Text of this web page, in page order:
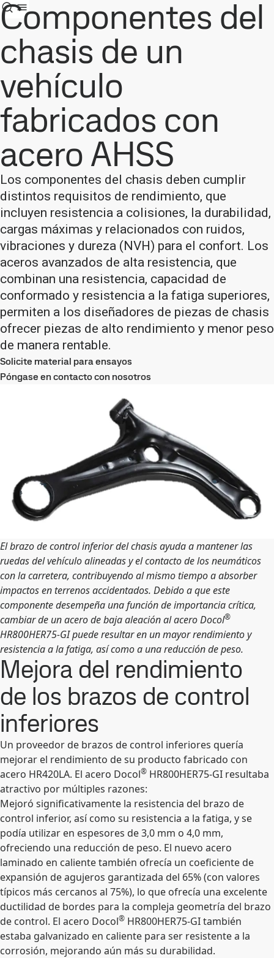
Componentes del
chasis de un
vehículo
fabricados con
acero AHSS
Los componentes del chasis deben cumplir
distintos requisitos de rendimiento, que
incluyen resistencia a colisiones, la durabilidad,
cargas máximas y relacionados con ruidos,
vibraciones y dureza (NVH) para el confort. Los
aceros avanzados de alta resistencia, que
combinan una resistencia, capacidad de
conformado y resistencia a la fatiga superiores,
permiten a los diseñadores de piezas de chasis
ofrecer piezas de alto rendimiento y menor peso
de manera rentable.
Solicite material para ensayos
Póngase en contacto con nosotros
El brazo de control inferior del chasis ayuda a mantener las
ruedas del vehículo alineadas y el contacto de los neumáticos
con la carretera, contribuyendo al mismo tiempo a absorber
impactos en terrenos accidentados. Debido a que este
componente desempeña una función de importancia crítica,
cambiar de un acero de baja aleación al acero Docol®
HR800HER75-GI puede resultar en un mayor rendimiento y
resistencia a la fatiga, así como a una reducción de peso.
Mejora del rendimiento
de los brazos de control
inferiores
Un proveedor de brazos de control inferiores quería
mejorar el rendimiento de su producto fabricado con
acero HR420LA. El acero Docol® HR800HER75-GI resultaba
atractivo por múltiples razones:
Mejoró significativamente la resistencia del brazo de
control inferior, así como su resistencia a la fatiga, y se
podía utilizar en espesores de 3,0 mm o 4,0 mm,
ofreciendo una reducción de peso. El nuevo acero
laminado en caliente también ofrecía un coeficiente de
expansión de agujeros garantizada del 65% (con valores
típicos más cercanos al 75%), lo que ofrecía una excelente
ductilidad de bordes para la compleja geometría del brazo
de control. El acero Docol® HR800HER75-GI también
estaba galvanizado en caliente para ser resistente a la
corrosión, mejorando aún más su durabilidad.